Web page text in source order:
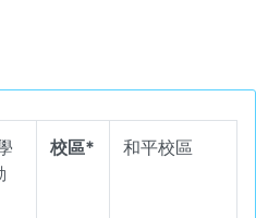
校區* 和平校區